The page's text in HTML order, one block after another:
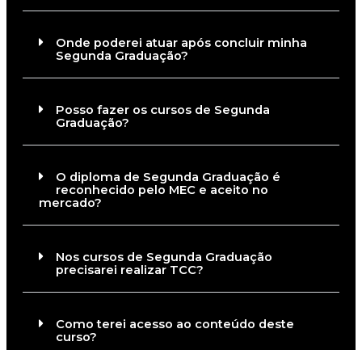
Onde poderei atuar após concluir minha
Segunda Graduação?
Posso fazer os cursos de Segunda
Graduação?
O diploma de Segunda Graduação é
reconhecido pelo MEC e aceito no
mercado?
Nos cursos de Segunda Graduação
precisarei realizar TCC?
Como terei acesso ao conteúdo deste
curso?